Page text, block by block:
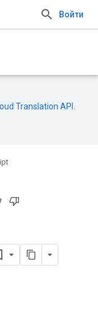
Войти
Translation API